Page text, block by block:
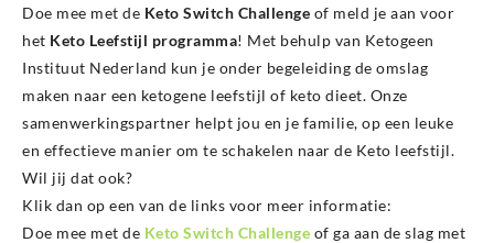
Doe mee met de Keto Switch Challenge of meld je aan voor
het Keto Leefstijl programma! Met behulp van Ketogeen
Instituut Nederland kun je onder begeleiding de omslag
maken naar een ketogene leefstijl of keto dieet. Onze
samenwerkingspartner helpt jou en je familie, op een leuke
en effectieve manier om te schakelen naar de Keto leefstijl.
Wil jij dat ook?
Klik dan op een van de links voor meer informatie:
Doe mee met de Keto Switch Challenge of ga aan de slag met